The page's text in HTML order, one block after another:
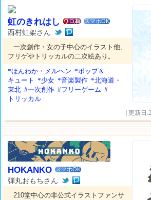
虹のきれはし スマホOK
西村虹架さん
一次創作・女の子中心のイラスト他、
フリゲやトリッカルの二次絵あり。
*ほんわか・メルヘン *ポップ＆
キュート
*少女 *音楽製作 *北海道・
東北 #一次創作 #フリーゲーム #
トリッカル
| 更新日
HOKANKO スマホOK
弾丸おもちさん
210堂中心の非公式イラストファンサ